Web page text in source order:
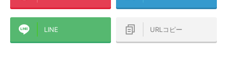
LINE URLコピー